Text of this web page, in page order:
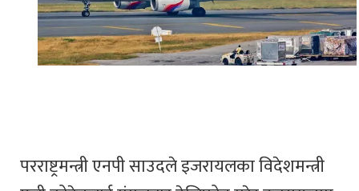
परराष्ट्रमन्त्री एनपी साउदले इजरायलका विदेशमन्त्री